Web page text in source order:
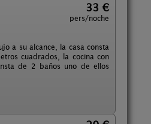
33 €
pers/noche
a su alcance, la casa consta
cuadrados, la cocina con
de 2 baños uno de ellos